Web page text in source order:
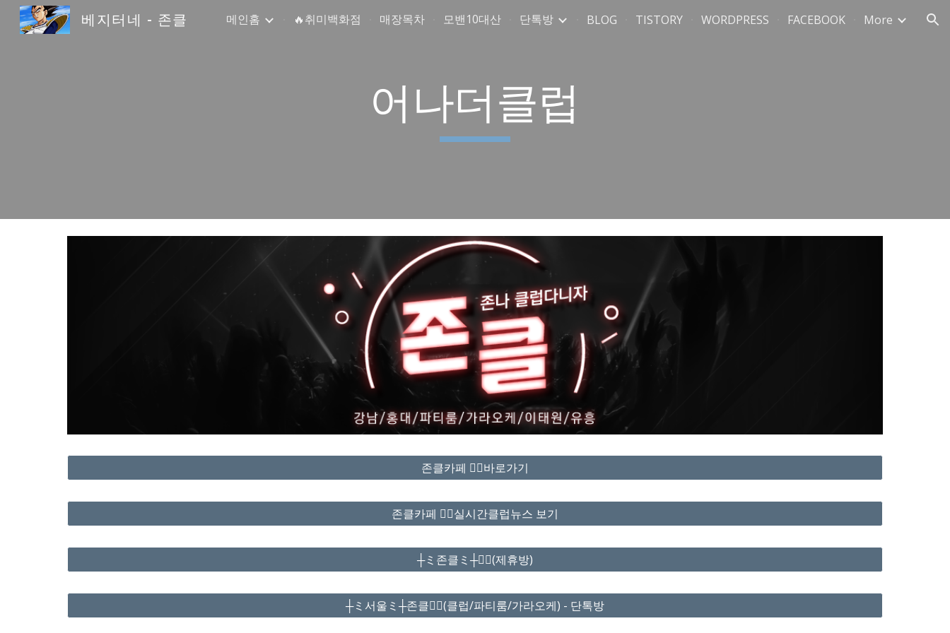
Skip to main content Skip to navigation
베지터네 - 존클 메인홈 🔥취미백화점 매장목차 모밴10대산 단톡방 BLOG TISTORY WORDPRESS FACEBOOK More
어나더클럽
존클카페 ❤️‍🔥바로가기
존클카페 ❤️‍🔥실시간클럽뉴스 보기
┼ミ존클ミ┼❤️‍🔥(제휴방)
┼ミ서울ミ┼존클❤️‍🔥(클럽/파티룸/가라오케) - 단톡방